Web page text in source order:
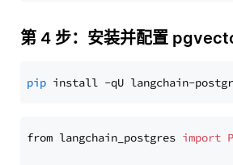
第 4 步：安装并配置
pip
from langchain_postgres import